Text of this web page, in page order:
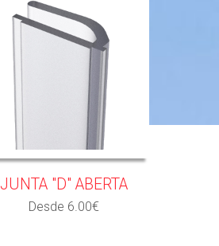
JUNTA "D" ABERTA
Desde 6.00€